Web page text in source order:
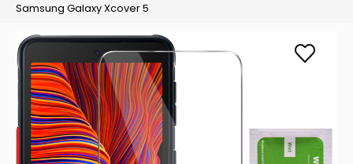
Samsung Galaxy Xcover 5